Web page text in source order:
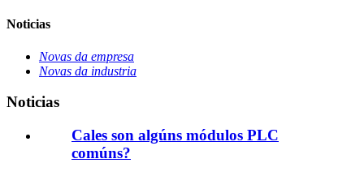
Noticias
Novas da empresa
Novas da industria
Noticias
Cales son algúns módulos PLC
comúns?